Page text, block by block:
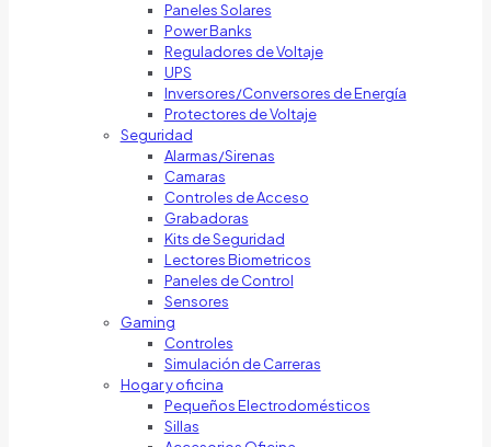
Paneles Solares
Power Banks
Reguladores de Voltaje
UPS
Inversores/Conversores de Energía
Protectores de Voltaje
Seguridad
Alarmas/Sirenas
Camaras
Controles de Acceso
Grabadoras
Kits de Seguridad
Lectores Biometricos
Paneles de Control
Sensores
Gaming
Controles
Simulación de Carreras
Hogar y oficina
Pequeños Electrodomésticos
Sillas